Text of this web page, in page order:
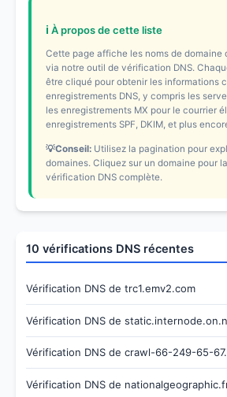
ℹ️ À propos de cette liste
Cette page affiche les noms de domaine
via notre outil de vérification DNS.
être cliqué pour obtenir les informations
enregistrements DNS, y compris les
les enregistrements MX pour le courrier
enregistrements SPF, DKIM, et plus
💡Conseil:Utilisez la pagination pour
domaines. Cliquez sur un domaine pour
vérification DNS complète.
10 vérifications DNS récentes
Vérification DNS de trc1.emv2.com
Vérification DNS de
Vérification DNS de crawl-66-249-65-
Vérification DNS de